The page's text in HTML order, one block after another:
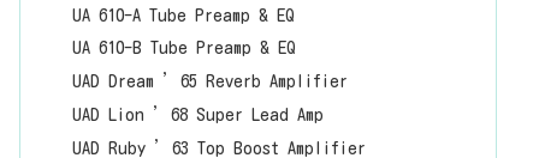
UA 610-A Tube Preamp & EQ
UA 610-B Tube Preamp & EQ
UAD Dream ’65 Reverb Amplifier
UAD Lion ’68 Super Lead Amp
UAD Ruby ’63 Top Boost Amplifier